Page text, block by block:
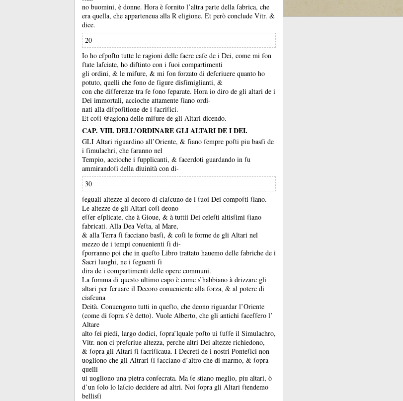
no buomini, è donne. Hora è ſornito l’altra parte della ſabrica, che
era quella, che apparteneua alla R eligione. Et però conclude Vitr. &
dice.
20
Io ho eſpoſto tutte le ragioni delle ſacre caſe de i Dei, come mi ſon
ſtate laſciate, ho diſtinto con i ſuoi compartimenti
gli ordini, & le miſure, & mi ſon forzato di deſcriuere quanto ho
potuto, quelli che ſono de ſigure disſimiglianti, &
con che diſſerenze tra ſe ſono ſeparate. Hora io diro de gli altari de i
Dei immortali, accioche attamente ſiano ordi-
nati alla diſpoſitione de i ſacriſici.
Et coſi @agiona delle miſure de gli Altari dicendo.
CAP. VIII. DELL’ORDINARE GLI ALTARI DE I DEI.
GLI Altari riguardino all’Oriente, & ſiano ſempre poſti piu basſi de
i ſimulachri, che ſaranno nel
Tempio, accioche i ſupplicanti, & ſacerdoti guardando in ſu
ammirandoſi della diuinità con di-
30
ſeguali altezze al decoro di ciaſcuno de i ſuoi Dei compoſti ſiano.
Le altezze de gli Altari coſi deono
eſſer eſplicate, che à Gioue, & à tuttii Dei celeſti altisſimi ſiano
fabricati. Alla Dea Veſta, al Mare,
& alla Terra ſi facciano basſi, & coſi le forme de gli Altari nel
mezzo de i tempi conuenienti ſi di-
ſporranno poi che in queſto Libro trattato hauemo delle fabriche de i
Sacri luoghi, ne i ſeguenti ſi
dira de i compartimenti delle opere communi.
La ſomma di questo ultimo capo è come s’habbiano à drizzare gli
altari per ſeruare il Decoro conueniente alla ſorza, & al potere di
ciaſcuna
Deità. Conuengono tutti in queſto, che deono riguardar l’Oriente
(come di ſopra s’è detto). Vuole Alberto, che gli antichi ſaceſſero l’
Altare
alto ſei piedi, largo dodici, ſopra’lquale poſto ui ſuſſe il Simulachro,
Vitr. non ci preſcriue altezza, perche altri Dei altezze richiedono,
& ſopra gli Altari ſi ſacriſicaua. I Decreti de i nostri Ponteſici non
uogliono che gli Altrari ſi ſacciano d’altro che di marmo, & ſopra
quelli
ui uogliono una pietra conſecrata. Ma ſe stiano meglio, piu altari, ò
d’un ſolo lo laſcio decidere ad altri. Noi ſopra gli Altari ſtendemo
bellisſi